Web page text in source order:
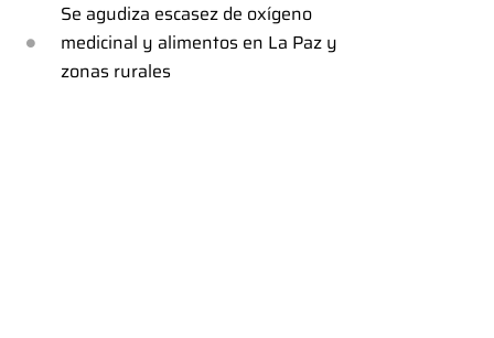
Se agudiza escasez de oxígeno
medicinal y alimentos en La Paz y
zonas rurales